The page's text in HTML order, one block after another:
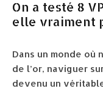
On a testé 8
elle vraiment
Dans un monde
de l’or, naviguer
devenu un